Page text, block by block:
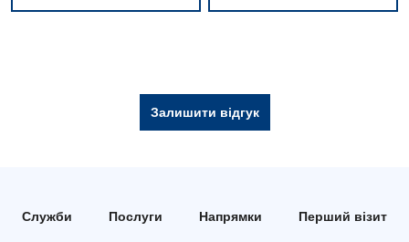
Залишити відгук
Служби Послуги Напрямки Перший візит